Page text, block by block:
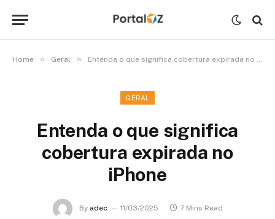
Home » Geral » Entenda o que significa cobertura expirada no iPhone
GERAL
Entenda o que significa
cobertura expirada no
iPhone
By adec 11/03/2025 7 Mins Read